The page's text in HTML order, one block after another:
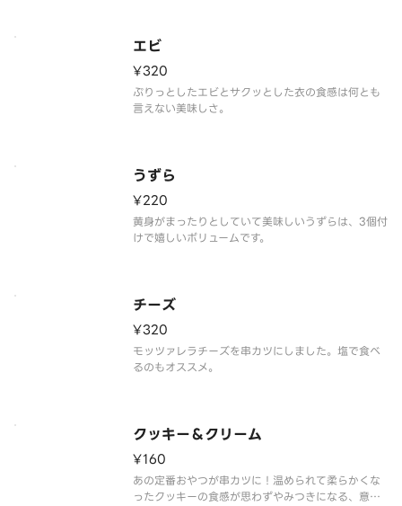
エビ
¥320
ぷりっとしたエビとサクッとした衣の食感は何とも
言えない美味しさ。
うずら
¥220
黄身がまったりとしていて美味しいうずらは、3個付
けで嬉しいボリュームです。
チーズ
¥320
モッツァレラチーズを串カツにしました。塩で食べ
るのもオススメ。
クッキー＆クリーム
¥160
あの定番おやつが串カツに！温められて柔らかくな
ったクッキーの食感が思わずやみつきになる、意外